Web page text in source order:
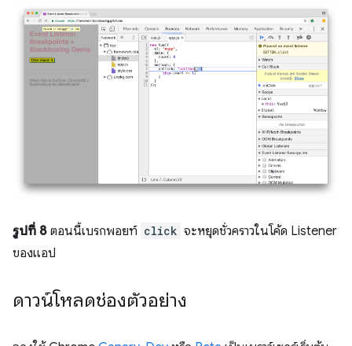
รูปที่ 8 ตอนนี้เบรกพอยท์ click จะหยุดชั่วคราวในโค้ด Listener
ของแอป
ดาวน์โหลดช่องตัวอย่าง